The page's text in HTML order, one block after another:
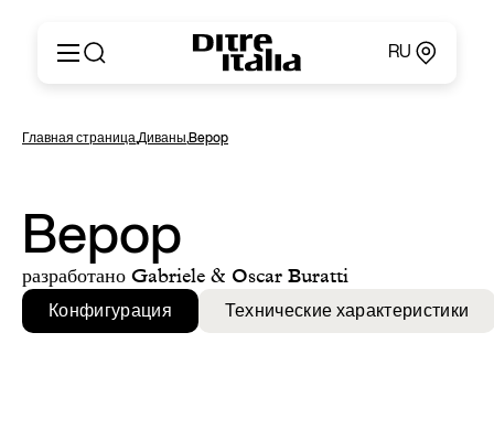
RU
Продукция
Каталоги и материалы
Ditre for Professionals
Точки продаж
Новости и пресса
Личный кабинет
English
Español
Русский
简体中文
Главная страница,Диваны,Bepop
Bepop
разработано Gabriele & Oscar Buratti
Конфигурация Технические характеристики